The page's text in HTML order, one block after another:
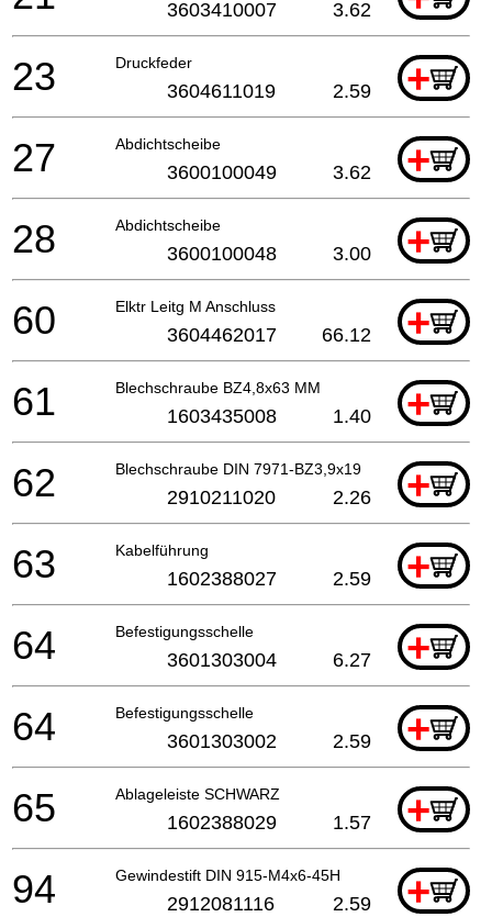
3603410007 3.62
Druckfeder +
23 3604611019 2.59
Abdichtscheibe +
27 3600100049 3.62
Abdichtscheibe +
28 3600100048 3.00
Elktr Leitg M Anschluss +
60 3604462017 66.12
Blechschraube BZ4,8x63 MM +
61 1603435008 1.40
Blechschraube DIN 7971-BZ3,9x19 +
62 2910211020 2.26
Kabelführung +
63 1602388027 2.59
Befestigungsschelle +
64 3601303004 6.27
Befestigungsschelle +
64 3601303002 2.59
Ablageleiste SCHWARZ +
65 1602388029 1.57
Gewindestift DIN 915-M4x6-45H +
94 2912081116 2.59